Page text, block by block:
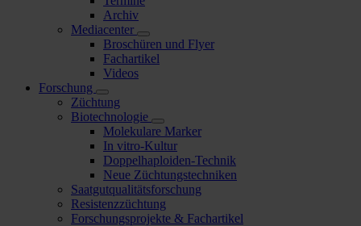
Archiv
Mediacenter
Broschüren und Flyer
Fachartikel
Videos
Forschung
Züchtung
Biotechnologie
Molekulare Marker
In vitro-Kultur
Doppelhaploiden-Technik
Neue Züchtungstechniken
Saatgutqualitätsforschung
Resistenzzüchtung
Forschungsprojekte & Fachartikel